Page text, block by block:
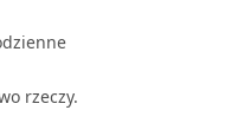
rzeczy.